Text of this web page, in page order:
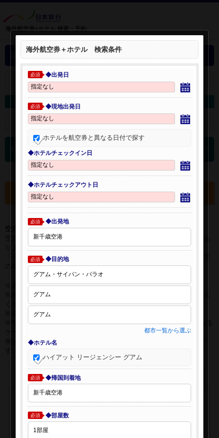
海外航空券+ホテル 検索・予約
選択中の海外航空券+ホテル
選択中の航空券・ホテルを開く：
海外航空券を変更
検索条件を開く：
海外航空券 検索結果
選択中の航空券・ホテルを確認する
空席表示について：
空席状況は常に変更しますので、現在の空席を保証するものではあ
りません。
「○」は過去24時間以内に十分な空席が確認できた商品です。 数字
の場合は、現時点で座席数が少ない商品です。
※表示金額はオンライン予約時の金額です。
※座席クラスはご利用区間毎に異なる場合があります。必ずご確認
ください。
※表示時間はすべて現地時間・24時間表示です。
※午前0時以降に出発する深夜便について、搭乗日をお間違えになる
例)4月8日00：30出発の場合、搭乗手続きは4月7日22:30が目安で
海外航空券＋ホテル 検索条件
必須 ◆出発日
必須 ◆現地出発日
ホテルを航空券と異なる日付で探す
◆ホテルチェックイン日
◆ホテルチェックアウト日
必須 ◆出発地
必須 ◆目的地
都市一覧から選ぶ
◆ホテル名
ハイアット リージェンシー グアム
必須 ◆帰国到着地
必須 ◆部屋数